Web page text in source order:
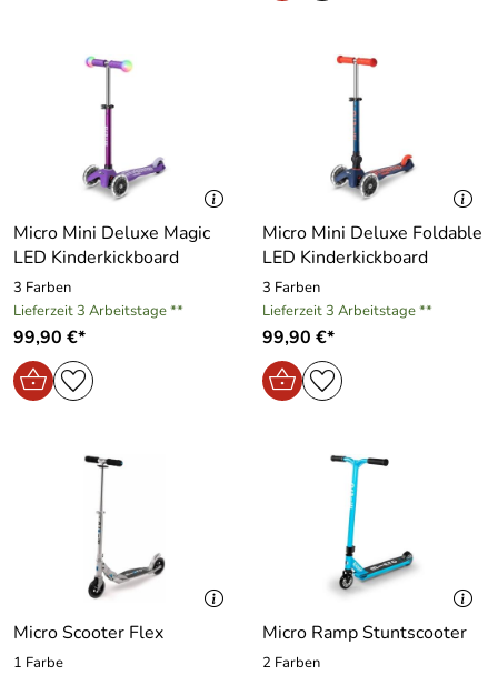
Micro Mini Deluxe Magic
LED Kinderkickboard
3 Farben
Lieferzeit 3 Arbeitstage **
99,90 €*
Micro Mini Deluxe Foldable
LED Kinderkickboard
3 Farben
Lieferzeit 3 Arbeitstage **
99,90 €*
Micro Scooter Flex
1 Farbe
Micro Ramp Stuntscooter
2 Farben